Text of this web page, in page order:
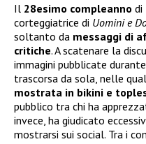
Il 28esimo compleanno di
corteggiatrice di Uomini e
soltanto da messaggi di
critiche. A scatenare la
immagini pubblicate
trascorsa da sola, nelle
mostrata in bikini e
pubblico tra chi ha
invece, ha giudicato
mostrarsi sui social. Tra i